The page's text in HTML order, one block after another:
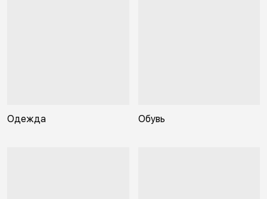
Одежда Обувь